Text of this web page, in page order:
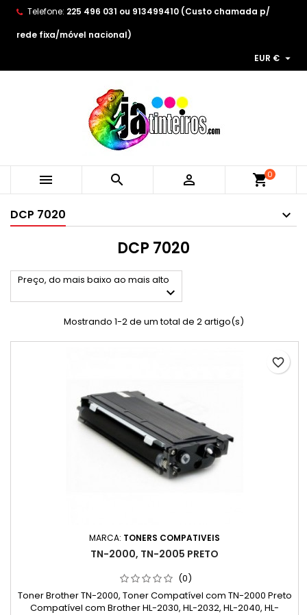
Telefone: 225 496 031 ou 913499410 (Custo chamada p/
rede fixa/móvel nacional)
EUR € 
   shopping_cart0
DCP 7020
DCP 7020
Preço, do mais baixo ao mais alto

Mostrando 1-2 de um total de 2 artigo(s)
MARCA: TONERS COMPATIVEIS
TN-2000, TN-2005 PRETO
(0)
Toner Brother TN-2000, Toner Compatível com TN-2000 Preto
Compatível com Brother HL-2030, HL-2032, HL-2040, HL-
favorite_border
As minhas listas de desejos ×
((modalTitle)) ×
((cancelText)) ((modalDeleteText))
Create wishlist ×
Wishlist name
Cancelar Create wishlist
Entrar ×
You need to be logged in to save products in your
wishlist.
Cancelar